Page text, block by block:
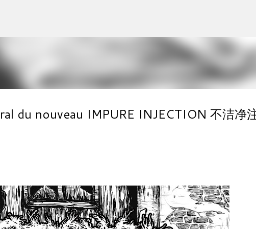
du nouveau IMPURE INJECTION 不洁净